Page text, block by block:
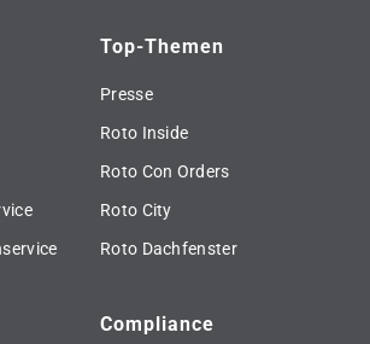
Top-Themen
Presse
Roto Inside
Roto Con Orders
Roto City
Roto Dachfenster
Compliance